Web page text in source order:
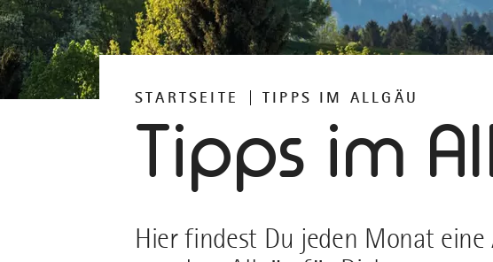
STARTSEITE TIPPS IM ALLGÄU
Tipps im
Hier findest Du jeden Monat